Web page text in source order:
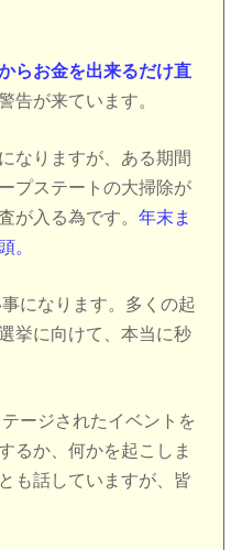
らお金を出来るだけ直
告が来ています。
なりますが、ある期間
プステートの大掃除が
が入る為です。年末ま
。
になります。多くの起
挙に向けて、本当に秒
ージされたイベントを
るか、何かを起こしま
も話していますが、皆